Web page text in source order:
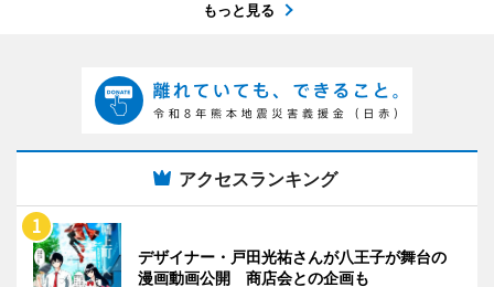
もっと見る
アクセスランキング
デザイナー・戸田光祐さんが八王子が舞台の
漫画動画公開 商店会との企画も